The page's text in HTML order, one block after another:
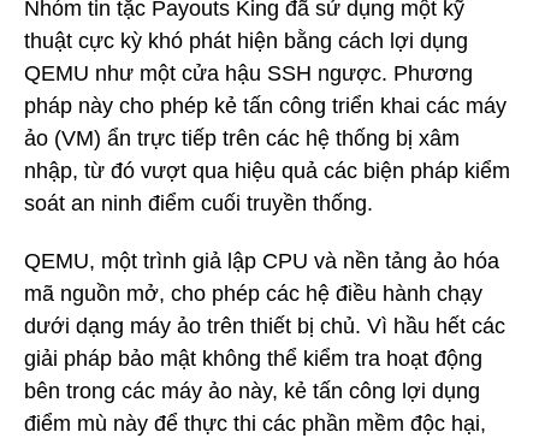
Nhóm tin tặc Payouts King đã sử dụng một kỹ
thuật cực kỳ khó phát hiện bằng cách lợi dụng
QEMU như một cửa hậu SSH ngược. Phương
pháp này cho phép kẻ tấn công triển khai các máy
ảo (VM) ẩn trực tiếp trên các hệ thống bị xâm
nhập, từ đó vượt qua hiệu quả các biện pháp kiểm
soát an ninh điểm cuối truyền thống.
QEMU, một trình giả lập CPU và nền tảng ảo hóa
mã nguồn mở, cho phép các hệ điều hành chạy
dưới dạng máy ảo trên thiết bị chủ. Vì hầu hết các
giải pháp bảo mật không thể kiểm tra hoạt động
bên trong các máy ảo này, kẻ tấn công lợi dụng
điểm mù này để thực thi các phần mềm độc hại,